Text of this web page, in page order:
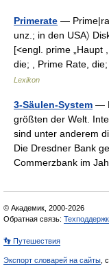
Primerate —
unz.; in den USA〉
[<engl. prime „Haupt
die; , Prime Rate,
Lexikon
3-Säulen-System —
größten der Welt.
sind unter anderem
Die Dresdner Bank
Commerzbank im
© Академик, 2000-2026
Обратная связь:
👣 Путешествия
Экспорт словарей на сайты ,